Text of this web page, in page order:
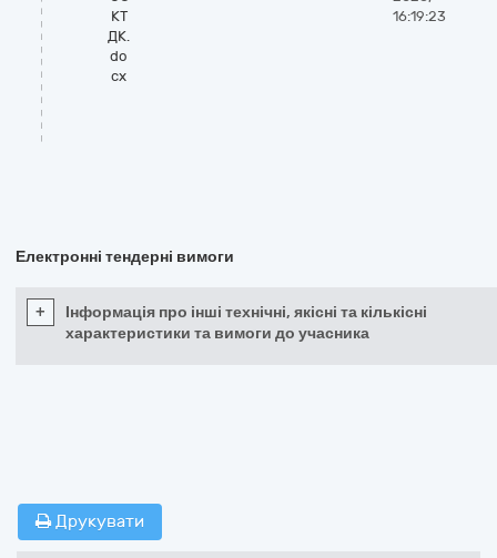
КТ
ДК.
do
cx
16:19:23
Електронні тендерні вимоги
+
Інформація про інші технічні, якісні та кількісні
характеристики та вимоги до учасника
Друкувати